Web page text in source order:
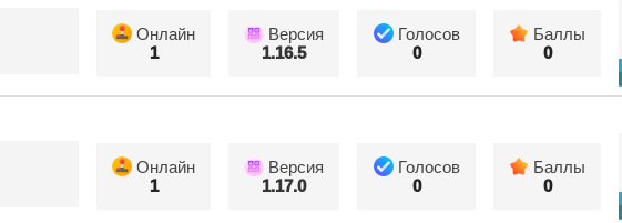
Онлайн
1
Версия
1.16.5
Голосов
0
Баллы
0
Онлайн
1
Версия
1.17.0
Голосов
0
Баллы
0